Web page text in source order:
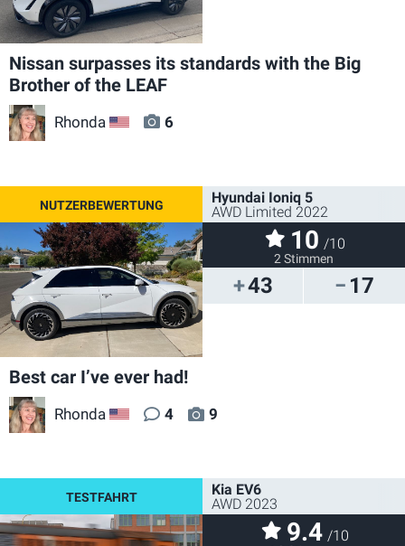
Nissan surpasses its standards with the Big
Brother of the LEAF
Rhonda US 6
43 17
Hyundai Ioniq 5
AWD Limited 2022
10 /10
2 Stimmen
Best car I’ve ever had!
Rhonda US 4 9
Kia EV6
AWD 2023
9.4 /10